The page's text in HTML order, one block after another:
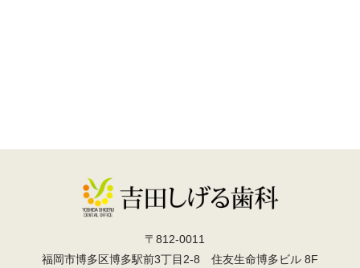
〒812-0011
福岡市博多区博多駅前3丁目2-8 住友生命博多ビル 8F